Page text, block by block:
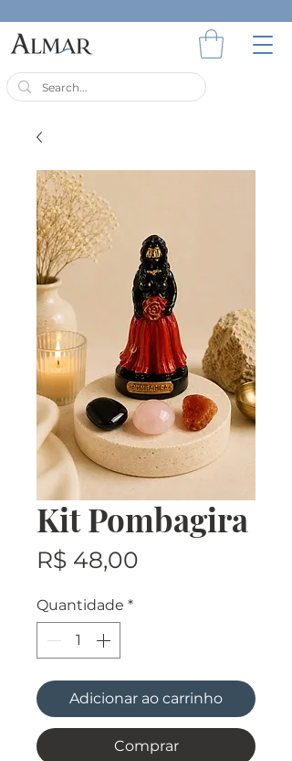
Kit Pombagira
R$ 48,00
Quantidade *
Adicionar ao carrinho
Comprar